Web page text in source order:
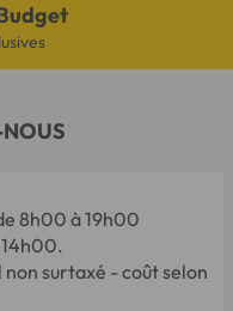
8h00 à 19h00
non surtaxé - coût selon